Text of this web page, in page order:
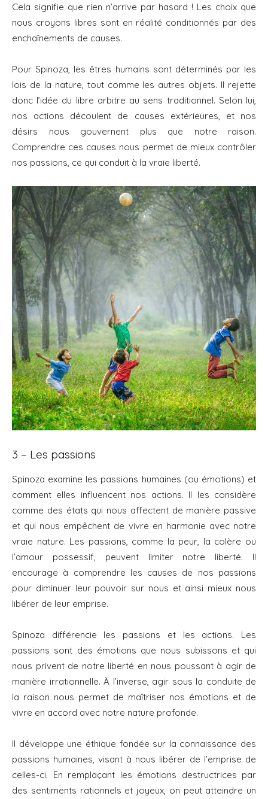
Cela signifie que rien n’arrive par hasard ! Les choix que
nous croyons libres sont en réalité conditionnés par des
enchaînements de causes.
Pour Spinoza, les êtres humains sont déterminés par les
lois de la nature, tout comme les autres objets. Il rejette
donc l’idée du libre arbitre au sens traditionnel. Selon lui,
nos actions découlent de causes extérieures, et nos
désirs nous gouvernent plus que notre raison.
Comprendre ces causes nous permet de mieux contrôler
nos passions, ce qui conduit à la vraie liberté.
3 – Les passions
Spinoza examine les passions humaines (ou émotions) et
comment elles influencent nos actions. Il les considère
comme des états qui nous affectent de manière passive
et qui nous empêchent de vivre en harmonie avec notre
vraie nature. Les passions, comme la peur, la colère ou
l’amour possessif, peuvent limiter notre liberté. Il
encourage à comprendre les causes de nos passions
pour diminuer leur pouvoir sur nous et ainsi mieux nous
libérer de leur emprise.
Spinoza différencie les passions et les actions. Les
passions sont des émotions que nous subissons et qui
nous privent de notre liberté en nous poussant à agir de
manière irrationnelle. À l’inverse, agir sous la conduite de
la raison nous permet de maîtriser nos émotions et de
vivre en accord avec notre nature profonde.
Il développe une éthique fondée sur la connaissance des
passions humaines, visant à nous libérer de l’emprise de
celles-ci. En remplaçant les émotions destructrices par
des sentiments rationnels et joyeux, on peut atteindre un